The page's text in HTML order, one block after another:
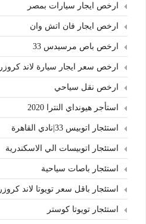
ارخص ايجار سيارات بمصر
ارخص ايجار فان اتش وان
ارخص باص مرسيدس 33
ارخص سعر ايجار سيارة لاند كروزر
ارخص نقل سياحي
استأجر هيونداي النترا 2020
استئجار اتوبيس 33|نادي القاهرة
استئجار اتوبيسات الي الاسكندرية
استئجار باصات سياحية
استئجار باقل سعر تويوتا لاند كروزر
استئجار تويوتا كوستر